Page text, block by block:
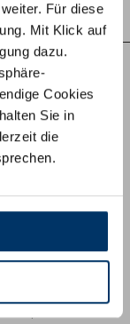
Für diese
Mit Klick auf
dazu.
Cookies
Sie in
die
cm
man sich bettet,
und für
einmal mit
Wissen Sie, wie